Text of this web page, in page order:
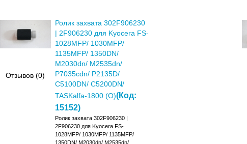
Отзывов (0)
Ролик захвата 302F906230
| 2F906230 для Kyocera FS-
1028MFP/ 1030MFP/
1135MFP/ 1350DN/
M2030dn/ M2535dn/
P7035cdn/ P2135D/
C5100DN/ C5200DN/
TASKalfa-1800 (О)(Код:
15152)
Ролик захвата 302F906230 |
2F906230 для Kyocera FS-
1028MFP/ 1030MFP/ 1135MFP/
1350DN/ M2030dn/ M2535dn/